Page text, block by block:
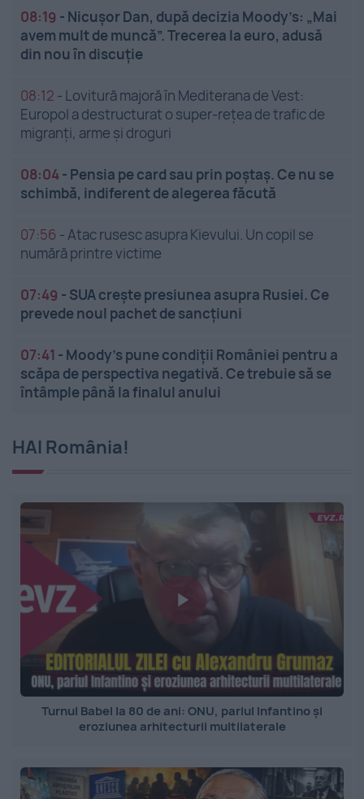
08:19 - Nicușor Dan, după decizia Moody’s: „Mai
avem mult de muncă”. Trecerea la euro, adusă
din nou în discuție
08:12 - Lovitură majoră în Mediterana de Vest:
Europol a destructurat o super-rețea de trafic de
migranți, arme și droguri
08:04- Pensia pe card sau prin poștaș. Ce nu se
schimbă, indiferent de alegerea făcută
07:56 -Atac rusesc asupra Kievului. Un copil se
numără printre victime
07:49 - SUA crește presiunea asupra Rusiei. Ce
prevede noul pachet de sancțiuni
07:41 - Moody’s pune condiții României pentru a
scăpa de perspectiva negativă. Ce trebuie să se
întâmple până la finalul anului
HAI România!
Turnul Babel la 80 de ani: ONU, pariul Infantino și
eroziunea arhitecturii multilaterale